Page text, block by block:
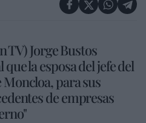
TV) Jorge Bustos
la esposa del jefe del
para sus
de empresas